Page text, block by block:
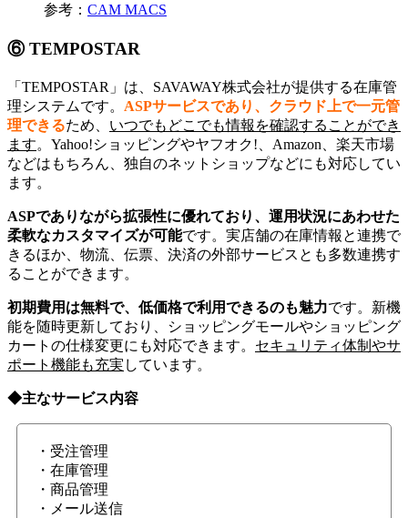
参考： CAM MACS
⑥ TEMPOSTAR
「TEMPOSTAR」は、SAVAWAY株式会社が提供する在庫管
理システムです。 ASPサービスであり、クラウド上で一元管
理できるため、 いつでもどこでも情報を確認することができ
ます。Yahoo!ショッピングやヤフオク!、Amazon、楽天市場
などはもちろん、独自のネットショップなどにも対応してい
ます。
ASPでありながら拡張性に優れており、運用状況にあわせた
柔軟なカスタマイズが可能です。実店舗の在庫情報と連携で
きるほか、物流、伝票、決済の外部サービスとも多数連携す
ることができます。
初期費用は無料で、低価格で利用できるのも魅力です。新機
能を随時更新しており、ショッピングモールやショッピング
カートの仕様変更にも対応できます。 セキュリティ体制やサ
ポート機能も充実 しています。
◆主なサービス内容
・受注管理
・在庫管理
・商品管理
・メール送信